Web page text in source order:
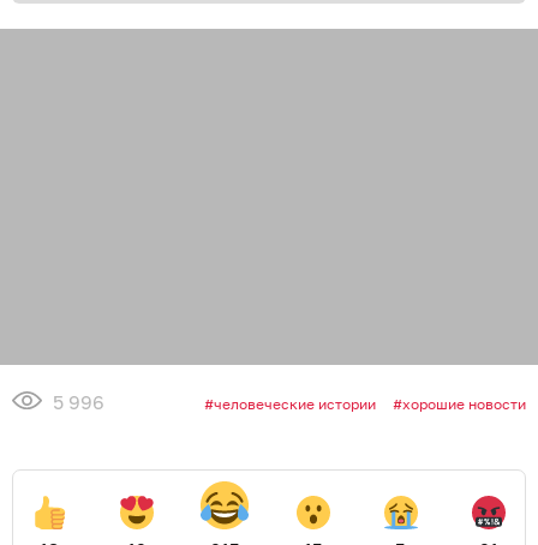
5 996 человеческие истории хорошие новости